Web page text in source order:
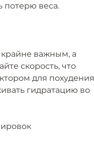
потерю веса.
важным, а
скорость, что
для похудения
гидратацию во